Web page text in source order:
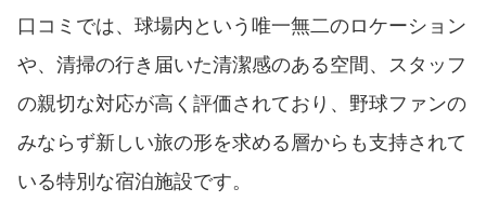
口コミでは、球場内という唯一無二のロケーション
や、清掃の行き届いた清潔感のある空間、スタッフ
の親切な対応が高く評価されており、野球ファンの
みならず新しい旅の形を求める層からも支持されて
いる特別な宿泊施設です。